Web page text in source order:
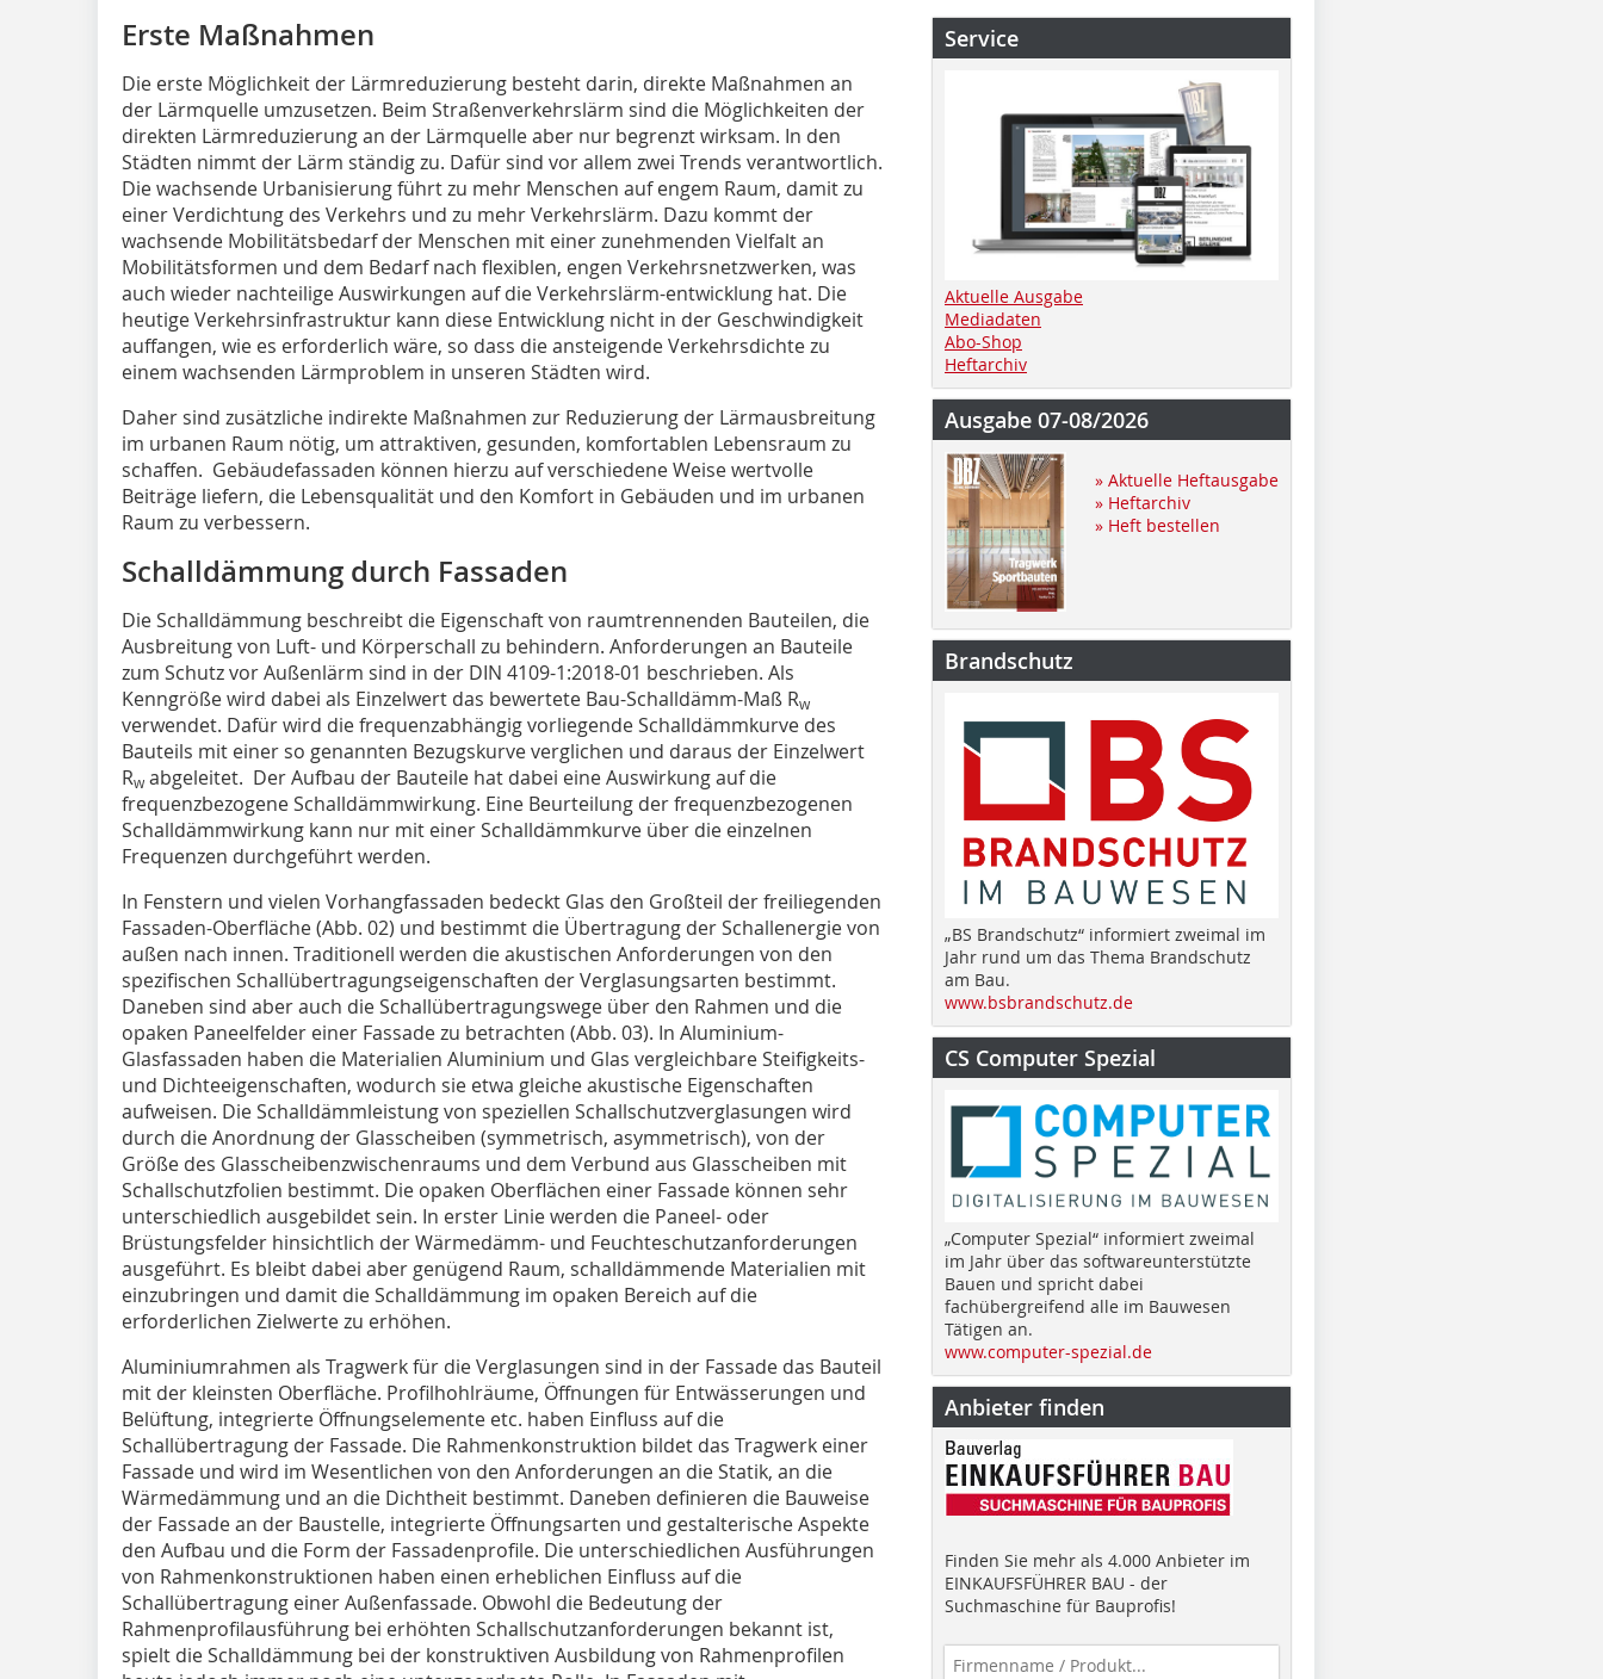
Erste Maßnahmen
Die erste Möglichkeit der Lärmreduzierung besteht darin, direkte Maßnahmen an
der Lärmquelle umzusetzen. Beim Straßenverkehrslärm sind die Möglichkeiten der
direkten Lärmreduzierung an der Lärmquelle aber nur begrenzt wirksam. In den
Städten nimmt der Lärm ständig zu. Dafür sind vor allem zwei Trends verantwortlich.
Die wachsende Urbanisierung führt zu mehr Menschen auf engem Raum, damit zu
einer Verdichtung des Verkehrs und zu mehr Verkehrslärm. Dazu kommt der
wachsende Mobilitätsbedarf der Menschen mit einer zunehmenden Vielfalt an
Mobilitätsformen und dem Bedarf nach flexiblen, engen Verkehrsnetzwerken, was
auch wieder nachteilige Auswirkungen auf die Verkehrslärm-entwicklung hat. Die
heutige Verkehrsinfrastruktur kann diese Entwicklung nicht in der Geschwindigkeit
auffangen, wie es erforderlich wäre, so dass die ansteigende Verkehrsdichte zu
einem wachsenden Lärmproblem in unseren Städten wird.
Daher sind zusätzliche indirekte Maßnahmen zur Reduzierung der Lärmausbreitung
im urbanen Raum nötig, um attraktiven, gesunden, komfortablen Lebensraum zu
schaffen. Gebäudefassaden können hierzu auf verschiedene Weise wertvolle
Beiträge liefern, die Lebensqualität und den Komfort in Gebäuden und im urbanen
Raum zu verbessern.
Schalldämmung durch Fassaden
Die Schalldämmung beschreibt die Eigenschaft von raumtrennenden Bauteilen, die
Ausbreitung von Luft- und Körperschall zu behindern. Anforderungen an Bauteile
zum Schutz vor Außenlärm sind in der DIN 4109-1:2018-01 beschrieben. Als
Kenngröße wird dabei als Einzelwert das bewertete Bau-Schalldämm-Maß Rw
verwendet. Dafür wird die frequenzabhängig vorliegende Schalldämmkurve des
Bauteils mit einer so genannten Bezugskurve verglichen und daraus der Einzelwert
Rw abgeleitet. Der Aufbau der Bauteile hat dabei eine Auswirkung auf die
frequenzbezogene Schalldämmwirkung. Eine Beurteilung der frequenzbezogenen
Schalldämmwirkung kann nur mit einer Schalldämmkurve über die einzelnen
Frequenzen durchgeführt werden.
In Fenstern und vielen Vorhangfassaden bedeckt Glas den Großteil der freiliegenden
Fassaden-Oberfläche (Abb. 02) und bestimmt die Übertragung der Schallenergie von
außen nach innen. Traditionell werden die akustischen Anforderungen von den
spezifischen Schallübertragungseigenschaften der Verglasungsarten bestimmt.
Daneben sind aber auch die Schallübertragungswege über den Rahmen und die
opaken Paneelfelder einer Fassade zu betrachten (Abb. 03). In Aluminium-
Glasfassaden haben die Materialien Aluminium und Glas vergleichbare Steifigkeits-
und Dichteeigenschaften, wodurch sie etwa gleiche akustische Eigenschaften
aufweisen. Die Schalldämmleistung von speziellen Schallschutzverglasungen wird
durch die Anordnung der Glasscheiben (symmetrisch, asymmetrisch), von der
Größe des Glasscheibenzwischenraums und dem Verbund aus Glasscheiben mit
Schallschutzfolien bestimmt. Die opaken Oberflächen einer Fassade können sehr
unterschiedlich ausgebildet sein. In erster Linie werden die Paneel- oder
Brüstungsfelder hinsichtlich der Wärmedämm- und Feuchteschutzanforderungen
ausgeführt. Es bleibt dabei aber genügend Raum, schalldämmende Materialien mit
einzubringen und damit die Schalldämmung im opaken Bereich auf die
erforderlichen Zielwerte zu erhöhen.
Aluminiumrahmen als Tragwerk für die Verglasungen sind in der Fassade das Bauteil
mit der kleinsten Oberfläche. Profilhohlräume, Öffnungen für Entwässerungen und
Belüftung, integrierte Öffnungselemente etc. haben Einfluss auf die
Schallübertragung der Fassade. Die Rahmenkonstruktion bildet das Tragwerk einer
Fassade und wird im Wesentlichen von den Anforderungen an die Statik, an die
Wärmedämmung und an die Dichtheit bestimmt. Daneben definieren die Bauweise
der Fassade an der Baustelle, integrierte Öffnungsarten und gestalterische Aspekte
den Aufbau und die Form der Fassadenprofile. Die unterschiedlichen Ausführungen
von Rahmenkonstruktionen haben einen erheblichen Einfluss auf die
Schallübertragung einer Außenfassade. Obwohl die Bedeutung der
Rahmenprofilausführung bei erhöhten Schallschutzanforderungen bekannt ist,
spielt die Schalldämmung bei der konstruktiven Ausbildung von Rahmenprofilen
Service
Aktuelle Ausgabe
Mediadaten
Abo-Shop
Heftarchiv
Ausgabe 07-08/2026
» Aktuelle Heftausgabe
» Heftarchiv
» Heft bestellen
Brandschutz
„BS Brandschutz“ informiert zweimal im
Jahr rund um das Thema Brandschutz
am Bau.
www.bsbrandschutz.de
CS Computer Spezial
„Computer Spezial“ informiert zweimal
im Jahr über das softwareunterstützte
Bauen und spricht dabei
fachübergreifend alle im Bauwesen
Tätigen an.
www.computer-spezial.de
Anbieter finden
Finden Sie mehr als 4.000 Anbieter im
EINKAUFSFÜHRER BAU - der
Suchmaschine für Bauprofis!